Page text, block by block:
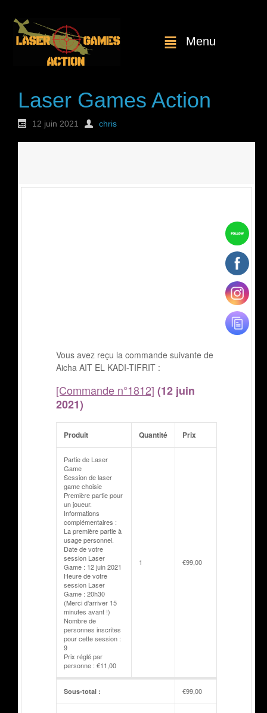
Menu
Laser Games Action
12 juin 2021 chris
Vous avez reçu la commande suivante de
Aicha AIT EL KADI-TIFRIT :
[Commande n°1812] (12 juin
2021)
Produit Quantité Prix
Partie de Laser
Game
Session de laser
game choisie
Première partie pour
un joueur.
Informations
complémentaires :
La première partie à
usage personnel.
Date de votre
session Laser
Game : 12 juin 2021
Heure de votre
session Laser
Game : 20h30
(Merci d’arriver 15
minutes avant !)
Nombre de
personnes inscrites
pour cette session :
9
Prix réglé par
personne : €11,00
1 €99,00
Sous-total : €99,00